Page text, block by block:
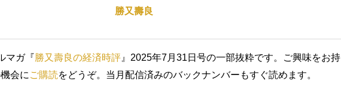
勝又壽良
マガ『勝又壽良の経済時評 』2025年7月31日号の一部抜粋です。ご興味をお持
会に ご購読をどうぞ。当月配信済みのバックナンバーもすぐ読めます。